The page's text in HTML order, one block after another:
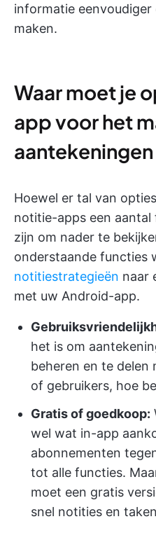
informatie
maken.
Waar moet je
app voor het
Hoewel er tal van
notitie-apps een
zijn om nader te
onderstaande functies
notitiestrategieën naar
met uw Android-app.
het is om
beheren en te delen
of gebruikers, hoe
Gratis of goedkoop:
wel wat in-app
abonnementen
tot alle functies.
moet een gratis
snel notities en